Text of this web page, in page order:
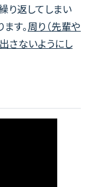
り返してしまい
す。周り（先輩や
さないようにし